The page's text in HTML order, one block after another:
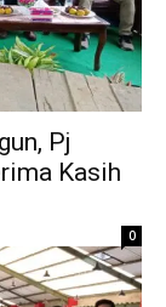
Pj
Kasih
0